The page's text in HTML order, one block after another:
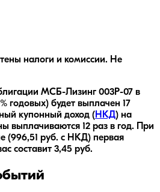
налоги и комиссии. Не
МСБ-Лизинг 003P-07 в
годовых) будет выплачен 17
купонный доход ( НКД) на
выплачиваются 12 раз в год.
При
(996,51 руб. с НКД) первая
составит 3,45 руб.